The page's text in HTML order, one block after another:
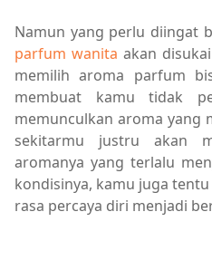
Namun yang perlu diingat
parfum wanita akan
memilih aroma parfum
membuat kamu tidak
memunculkan aroma yang
sekitarmu justru akan
aromanya yang terlalu
kondisinya, kamu juga
rasa percaya diri menjadi